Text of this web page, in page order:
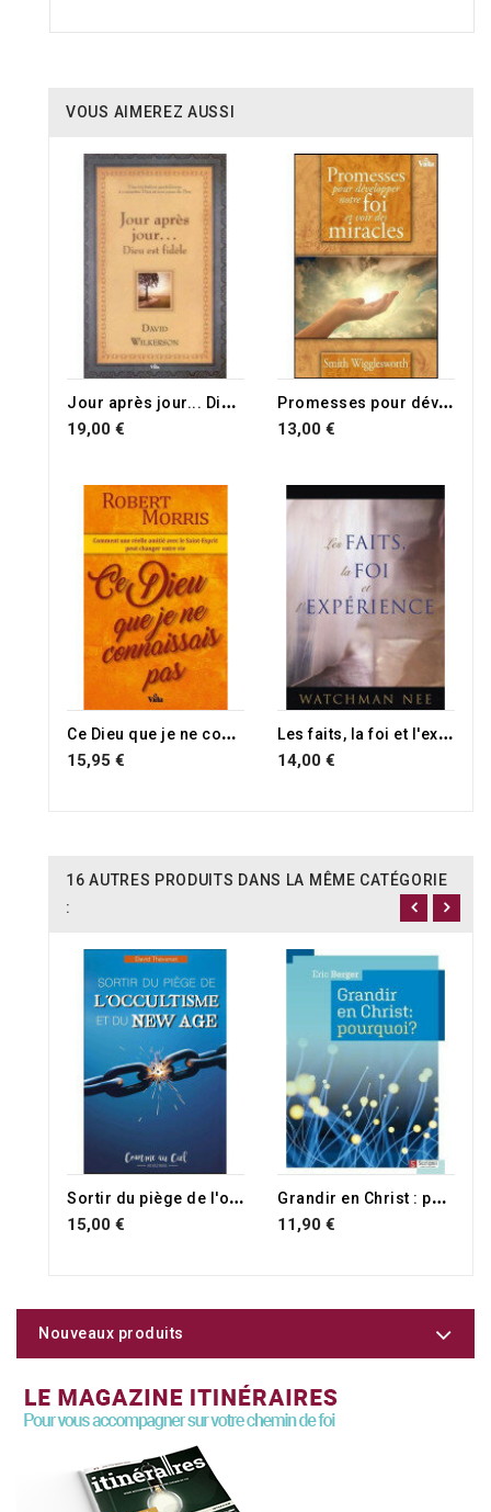
VOUS AIMEREZ AUSSI
J
our après jour... Dieu est fidèle
19,00 €
P
romesses pour développer notre foi et voir des miracles
13,00 €
C
e Dieu que je ne connaissais pas
15,95 €
L
es faits, la foi et l'expérience
14,00 €
16 AUTRES PRODUITS DANS LA MÊME CATÉGORIE
:
S
ortir du piège de l'occultisme et du new age
15,00 €
G
randir en Christ : pourquoi ?
11,90 €
Nouveaux produits